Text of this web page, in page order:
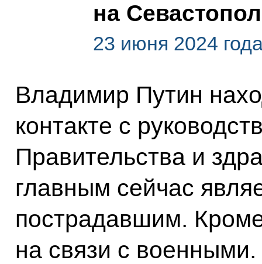
на
23 июня 2024
Владимир Путин
контакте с
Правительства и
главным сейчас
пострадавшим. Кроме
на связи с военными.